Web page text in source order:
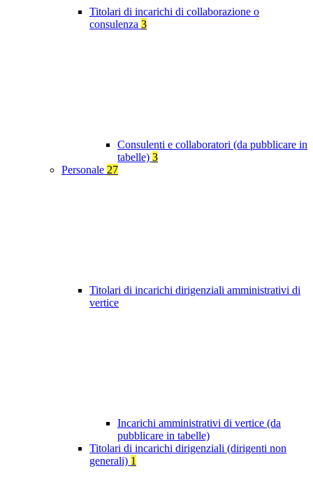
Titolari di incarichi di collaborazione o
consulenza 3
Consulenti e collaboratori (da pubblicare in
tabelle) 3
Personale 27
Titolari di incarichi dirigenziali amministrativi di
vertice
Incarichi amministrativi di vertice (da
pubblicare in tabelle)
Titolari di incarichi dirigenziali (dirigenti non
generali) 1